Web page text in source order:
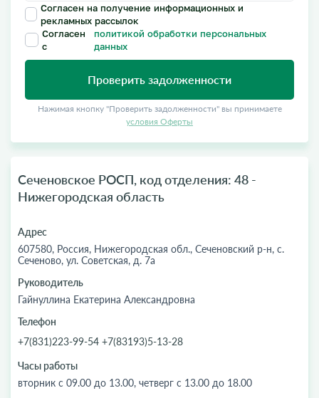
Согласен на получение информационных и
рекламных рассылок
Согласен
с
политикой обработки персональных
данных
Проверить задолженности
Нажимая кнопку "Проверить задолженности" вы принимаете
условия Оферты
Сеченовское РОСП, код отделения: 48 -
Нижегородская область
Адрес
607580, Россия, Нижегородская обл., Сеченовский р-н, с.
Сеченово, ул. Советская, д. 7а
Руководитель
Гайнуллина Екатерина Александровна
Телефон
+7(831)223-99-54 +7(83193)5-13-28
Часы работы
вторник с 09.00 до 13.00, четверг с 13.00 до 18.00